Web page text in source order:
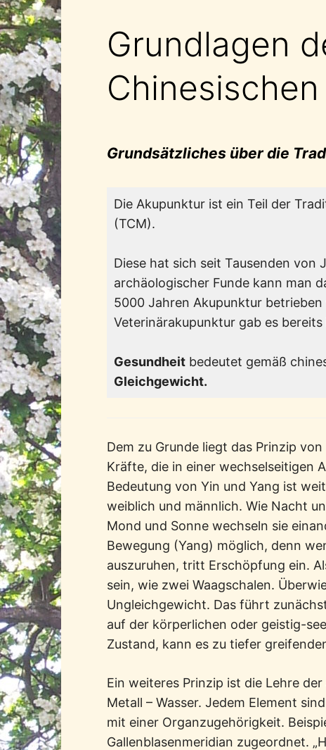
Grundlagen
Grundsätzliches über die
Die Akupunktur ist ein Teil der
(TCM).
Diese hat sich seit Tausenden von
archäologischer Funde kann man
5000 Jahren Akupunktur
Veterinärakupunktur gab es bereits
Gesundheit bedeutet gemäß
Gleichgewicht.
Dem zu Grunde liegt das Prinzip von
Kräfte, die in einer wechselseitigen
Bedeutung von Yin und Yang ist
weiblich und männlich. Wie Nacht
Mond und Sonne wechseln sie
Bewegung (Yang) möglich, denn
auszuruhen, tritt Erschöpfung ein.
sein, wie zwei Waagschalen.
Ungleichgewicht. Das führt
auf der körperlichen oder geistig-
Zustand, kann es zu tiefer
Ein weiteres Prinzip ist die Lehre der
Metall – Wasser. Jedem Element
mit einer Organzugehörigkeit.
Gallenblasenmeridian zugeordnet.